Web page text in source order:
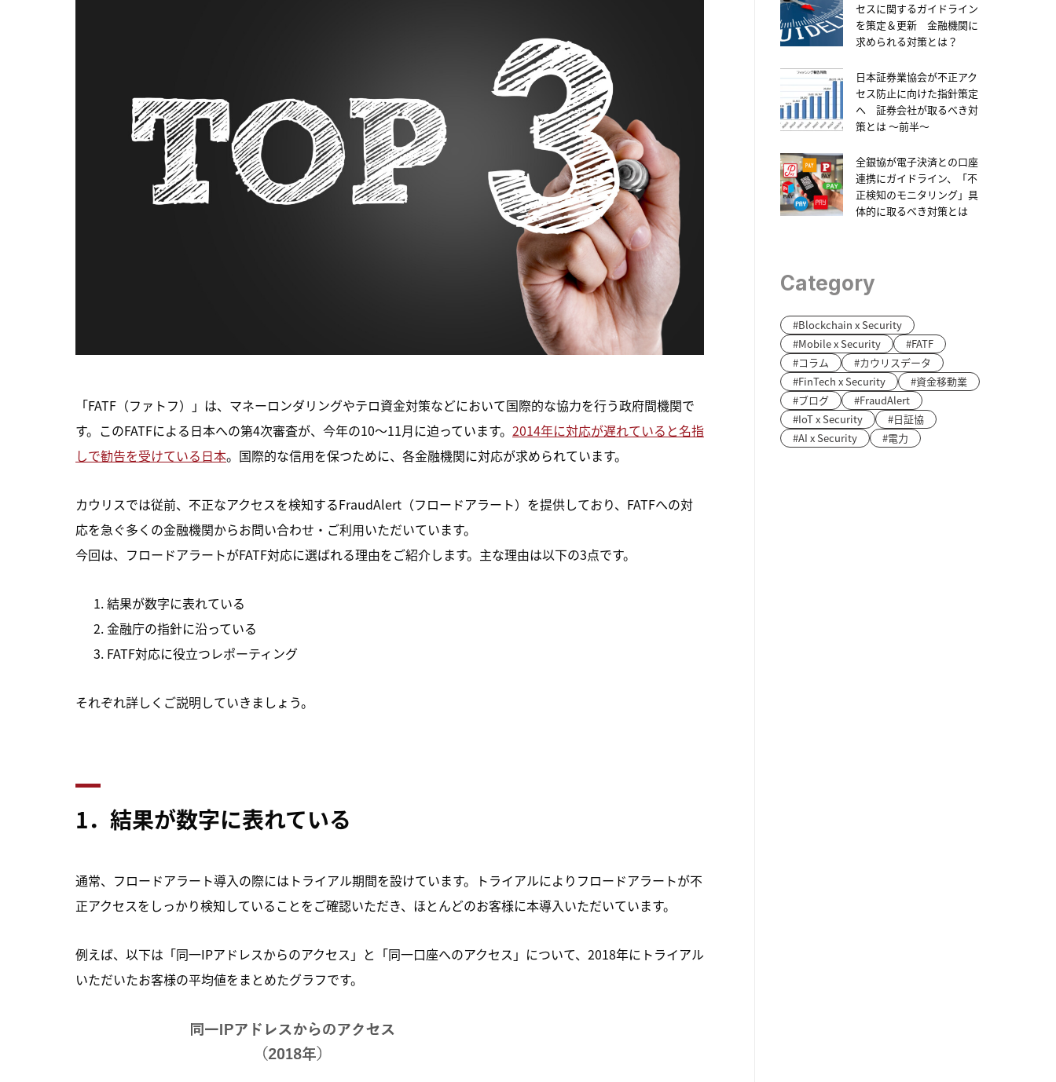
「FATF（ファトフ）」は、マネーロンダリングやテロ資金対策などにおいて国際的な協力を行う政府間機関で
す。このFATFによる日本への第4次審査が、今年の10～11月に迫っています。 2014年に対応が遅れていると名指
しで勧告を受けている日本。国際的な信用を保つために、各金融機関に対応が求められています。
カウリスでは従前、不正なアクセスを検知するFraudAlert（フロードアラート）を提供しており、FATFへの対
応を急ぐ多くの金融機関からお問い合わせ・ご利用いただいています。
今回は、フロードアラートがFATF対応に選ばれる理由をご紹介します。主な理由は以下の3点です。
結果が数字に表れている
金融庁の指針に沿っている
FATF対応に役立つレポーティング
それぞれ詳しくご説明していきましょう。
1．結果が数字に表れている
通常、フロードアラート導入の際にはトライアル期間を設けています。トライアルによりフロードアラートが不
正アクセスをしっかり検知していることをご確認いただき、ほとんどのお客様に本導入いただいています。
例えば、以下は「同一IPアドレスからのアクセス」と「同一口座へのアクセス」について、2018年にトライアル
いただいたお客様の平均値をまとめたグラフです。
セスに関するガイドライン
を策定＆更新 金融機関に
求められる対策とは？
日本証券業協会が不正アク
セス防止に向けた指針策定
へ 証券会社が取るべき対
策とは ～前半～
全銀協が電子決済との口座
連携にガイドライン、「不
正検知のモニタリング」具
体的に取るべき対策とは
Category
Blockchain x Security
Mobile x Security
FATF
コラム
カウリスデータ
FinTech x Security
資金移動業
ブログ
FraudAlert
IoT x Security
日証協
AI x Security
電力